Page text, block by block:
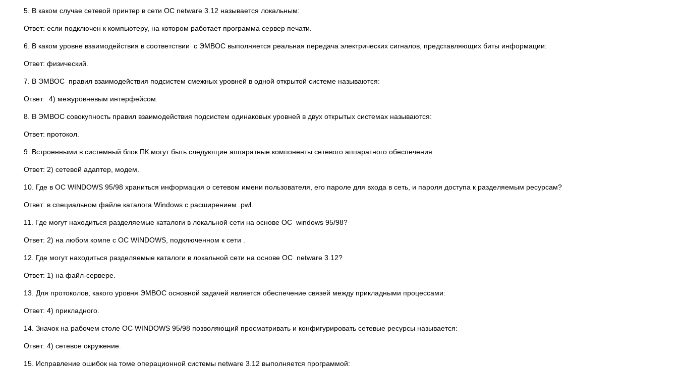
5. В каком случае сетевой принтер в сети ОС netware 3.12 называется локальным:
Ответ: если подключен к компьютеру, на котором работает программа сервер печати.
6. В каком уровне взаимодействия в соответствии с ЭМВОС выполняется реальная передача электрических сигналов, представляющих биты информации:
Ответ: физический.
7. В ЭМВОС правил взаимодействия подсистем смежных уровней в одной открытой системе называются:
Ответ: 4) межуровневым интерфейсом.
8. В ЭМВОС совокупность правил взаимодействия подсистем одинаковых уровней в двух открытых системах называются:
Ответ: протокол.
9. Встроенными в системный блок ПК могут быть следующие аппаратные компоненты сетевого аппаратного обеспечения:
Ответ: 2) сетевой адаптер, модем.
10. Где в ОС WINDOWS 95/98 храниться информация о сетевом имени пользователя, его пароле для входа в сеть, и пароля доступа к разделяемым ресурсам?
Ответ: в специальном файле каталога Windows с расширением .pwl.
11. Где могут находиться разделяемые каталоги в локальной сети на основе ОС windows 95/98?
Ответ: 2) на любом компе с ОС WINDOWS, подключенном к сети .
12. Где могут находиться разделяемые каталоги в локальной сети на основе ОС netware 3.12?
Ответ: 1) на файл-сервере.
13. Для протоколов, какого уровня ЭМВОС основной задачей является обеспечение связей между прикладными процессами:
Ответ: 4) прикладного.
14. Значок на рабочем столе ОС WINDOWS 95/98 позволяющий просматривать и конфигурировать сетевые ресурсы называется:
Ответ: 4) сетевое окружение.
15. Исправление ошибок на томе операционной системы netware 3.12 выполняется программой: